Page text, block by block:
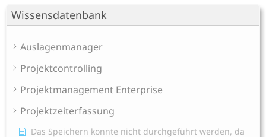
Wissensdatenbank
Auslagenmanager
Projektcontrolling
Projektmanagement Enterprise
Projektzeiterfassung
Das Speichern konnte nicht durchgeführt werden, da